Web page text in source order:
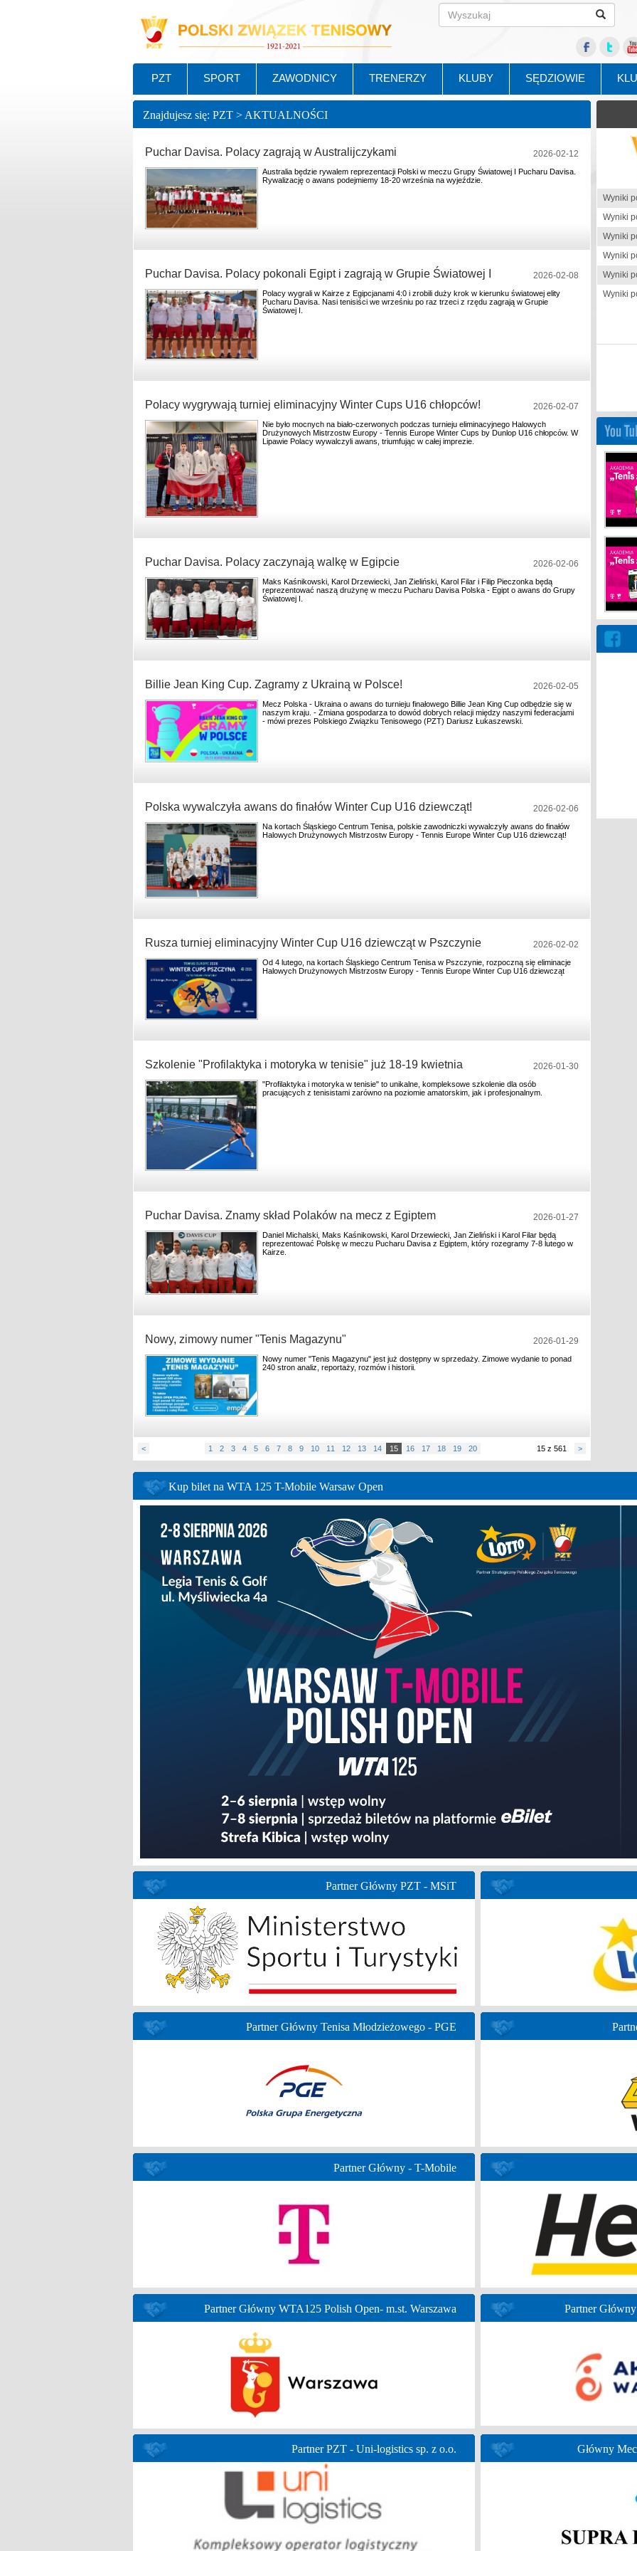
PZT SPORT ZAWODNICY TRENERZY KLUBY SĘDZIOWIE
Znajdujesz się: PZT > AKTUALNOŚCI
Puchar Davisa. Polacy zagrają w Australijczykami 2026-02-12
Australia będzie rywalem reprezentacji Polski w meczu Grupy Światowej I Pucharu Davisa.
Rywalizację o awans podejmiemy 18-20 września na wyjeździe.
Puchar Davisa. Polacy pokonali Egipt i zagrają w Grupie Światowej I 2026-02-08
Polacy wygrali w Kairze z Egipcjanami 4:0 i zrobili duży krok w kierunku światowej elity
Pucharu Davisa. Nasi tenisiści we wrześniu po raz trzeci z rzędu zagrają w Grupie
Światowej I.
Polacy wygrywają turniej eliminacyjny Winter Cups U16 chłopców! 2026-02-07
Nie było mocnych na biało-czerwonych podczas turnieju eliminacyjnego Halowych
Drużynowych Mistrzostw Europy - Tennis Europe Winter Cups by Dunlop U16 chłopców. W
Lipawie Polacy wywalczyli awans, triumfując w całej imprezie.
Puchar Davisa. Polacy zaczynają walkę w Egipcie 2026-02-06
Maks Kaśnikowski, Karol Drzewiecki, Jan Zieliński, Karol Filar i Filip Pieczonka będą
reprezentować naszą drużynę w meczu Pucharu Davisa Polska - Egipt o awans do Grupy
Światowej I.
Billie Jean King Cup. Zagramy z Ukrainą w Polsce! 2026-02-05
Mecz Polska - Ukraina o awans do turnieju finałowego Billie Jean King Cup odbędzie się w
naszym kraju. - Zmiana gospodarza to dowód dobrych relacji między naszymi federacjami
- mówi prezes Polskiego Związku Tenisowego (PZT) Dariusz Łukaszewski.
Polska wywalczyła awans do finałów Winter Cup U16 dziewcząt! 2026-02-06
Na kortach Śląskiego Centrum Tenisa, polskie zawodniczki wywalczyły awans do finałów
Halowych Drużynowych Mistrzostw Europy - Tennis Europe Winter Cup U16 dziewcząt!
Rusza turniej eliminacyjny Winter Cup U16 dziewcząt w Pszczynie 2026-02-02
Od 4 lutego, na kortach Śląskiego Centrum Tenisa w Pszczynie, rozpoczną się eliminacje
Halowych Drużynowych Mistrzostw Europy - Tennis Europe Winter Cup U16 dziewcząt
Szkolenie "Profilaktyka i motoryka w tenisie" już 18-19 kwietnia 2026-01-30
"Profilaktyka i motoryka w tenisie" to unikalne, kompleksowe szkolenie dla osób
pracujących z tenisistami zarówno na poziomie amatorskim, jak i profesjonalnym.
Puchar Davisa. Znamy skład Polaków na mecz z Egiptem 2026-01-27
Daniel Michalski, Maks Kaśnikowski, Karol Drzewiecki, Jan Zieliński i Karol Filar będą
reprezentować Polskę w meczu Pucharu Davisa z Egiptem, który rozegramy 7-8 lutego w
Kairze.
Nowy, zimowy numer "Tenis Magazynu" 2026-01-29
Nowy numer "Tenis Magazynu" jest już dostępny w sprzedaży. Zimowe wydanie to ponad
240 stron analiz, reportaży, rozmów i historii.
< 1 2 3 4 5 6 7 8 9 10 11 12 13 14 15 16 17 18 19 20 >
15 z 561
Kup bilet na WTA 125 T-Mobile Warsaw Open
Partner Główny PZT - MSiT
Partner Główny Tenisa Młodzieżowego - PGE
Partner Główny - T-Mobile
Partner Główny WTA125 Polish Open- m.st. Warszawa
Partner
Partner PZT - Uni-logistics sp. z o.o. Główny